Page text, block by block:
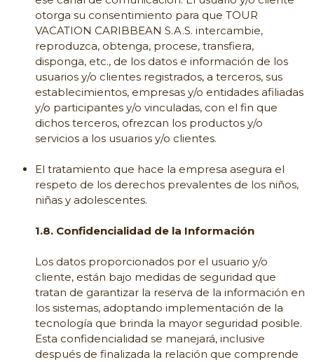
otorga su consentimiento para que TOUR
VACATION CARIBBEAN S.A.S. intercambie,
reproduzca, obtenga, procese, transfiera,
disponga, etc., de los datos e información de los
usuarios y/o clientes registrados, a terceros, sus
establecimientos, empresas y/o entidades afiliadas
y/o participantes y/o vinculadas, con el fin que
dichos terceros, ofrezcan los productos y/o
servicios a los usuarios y/o clientes.
El tratamiento que hace la empresa asegura el
respeto de los derechos prevalentes de los niños,
niñas y adolescentes.
1.8. Confidencialidad de la Información
Los datos proporcionados por el usuario y/o
cliente, están bajo medidas de seguridad que
tratan de garantizar la reserva de la información en
los sistemas, adoptando implementación de la
tecnología que brinda la mayor seguridad posible.
Esta confidencialidad se manejará, inclusive
después de finalizada la relación que comprende